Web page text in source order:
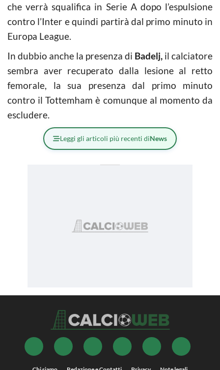
che verrà squalifica in Serie A dopo l’espulsione
contro l’Inter e quindi partirà dal primo minuto in
Europa League.
In dubbio anche la presenza di Badelj, il calciatore
sembra aver recuperato dalla lesione al retto
femorale, la sua presenza dal primo minuto
contro il Tottemham è comunque al momento da
escludere.
Leggi gli articoli più recenti diNews